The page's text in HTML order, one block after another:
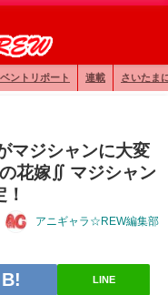
ントリポート 連載 さいたま
マジシャンに大変
花嫁∬ マジシャン
アニギャラ☆REW編集部
LINE